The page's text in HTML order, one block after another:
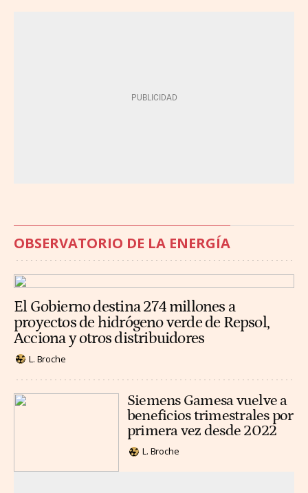
OBSERVATORIO DE LA ENERGÍA
El Gobierno destina 274 millones a
proyectos de hidrógeno verde de Repsol,
Acciona y otros distribuidores
L. Broche
Siemens Gamesa vuelve a
beneficios trimestrales por
primera vez desde 2022
L. Broche